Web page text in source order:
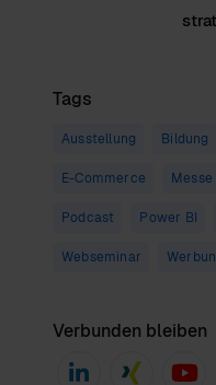
Tags
Ausstellung Bildung
E-Commerce Messe
Podcast Power BI
Webseminar
Verbunden bleiben